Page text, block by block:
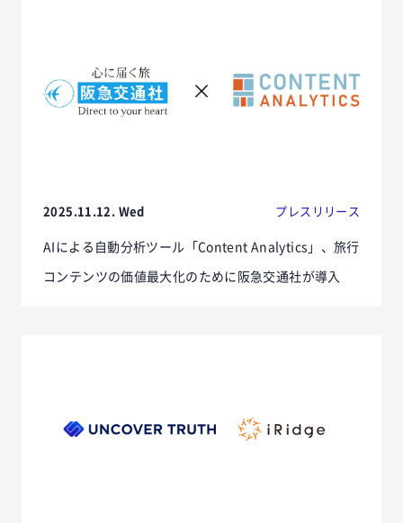
2025.11.12. Wed プレスリリース
AIによる自動分析ツール「Content Analytics」、旅行
コンテンツの価値最大化のために阪急交通社が導入